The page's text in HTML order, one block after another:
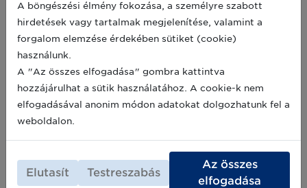
Bemutatkozik Szolgáltató partnerünk
a PLOG Consulting Bt.
A GS1 Magyarország Szolgáltatói partnereit
bemutató sorozatunkban ismét egy újabb, a
programunkhoz csatlakozó partnerünk
mutatja be szakterületét és tevékenységét: a
PLOG Consulting Bt. Ismerjék meg őket
cikkünkből!
2023-07-18
A böngészési élmény fokozása, a személyre szabott
hirdetések vagy tartalmak megjelenítése, valamint a
forgalom elemzése érdekében sütiket (cookie)
használunk.
A "Az összes elfogadása" gombra kattintva
hozzájárulhat a sütik használatához. A cookie-k nem
elfogadásával anonim módon adatokat dolgozhatunk fel a
weboldalon.
Elutasít Testreszabás
Az összes
elfogadása